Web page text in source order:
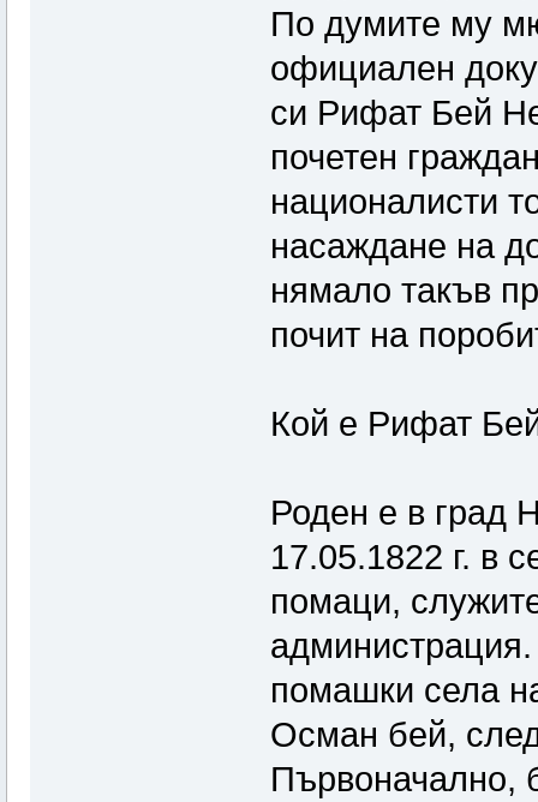
По думите му
официален
си Рифат Бей
почетен
националисти
насаждане на
нямало такъв
почит на
Кой е Рифат
Роден е в град
17.05.1822 г. в
помаци,
помашки села
Осман бей,
Първоначално,